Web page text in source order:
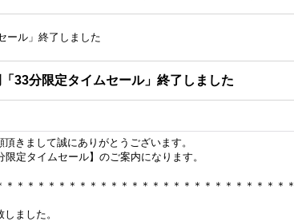
ール」終了しました
33分限定タイムセール」終了しました
頂きまして誠にありがとうございます。
定タイムセール】のご案内になります。
＊＊＊＊＊＊＊＊＊＊＊＊＊＊＊＊＊＊＊＊＊＊＊＊＊＊＊＊
ました。